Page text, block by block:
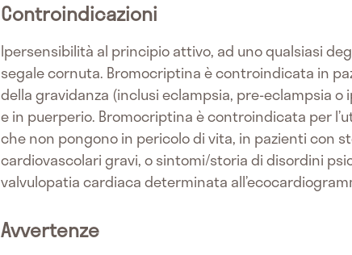
Controindicazioni
Ipersensibilità al principio attivo, ad uno qualsiasi
segale cornuta. Bromocriptina è controindicata in
della gravidanza (inclusi eclampsia, pre-eclampsia
e in puerperio. Bromocriptina è controindicata per
che non pongono in pericolo di vita, in pazienti con
cardiovascolari gravi, o sintomi/storia di disordini
valvulopatia cardiaca determinata
Avvertenze